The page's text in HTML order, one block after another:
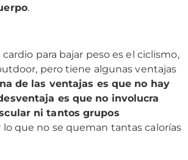
.
para bajar peso es el ciclismo,
pero tiene algunas ventajas
de las ventajas es que no hay
es que no involucra
ni tantos grupos
lo que no se queman tantas calorías